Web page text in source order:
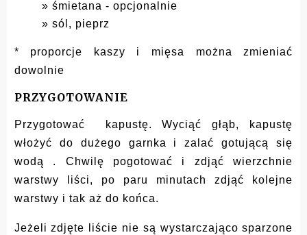
śmietana - opcjonalnie
sól, pieprz
* proporcje kaszy i mięsa można zmieniać
dowolnie
PRZYGOTOWANIE
Przygotować kapustę. Wyciąć głąb, kapustę
włożyć do dużego garnka i zalać gotującą się
wodą . Chwilę pogotować i zdjąć wierzchnie
warstwy liści, po paru minutach zdjąć kolejne
warstwy i tak aż do końca.
Jeżeli zdjęte liście nie są wystarczająco sparzone